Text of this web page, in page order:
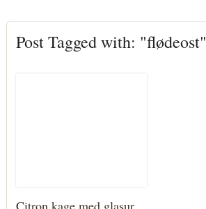
Post Tagged with: "flødeost"
Citron kage med glasur